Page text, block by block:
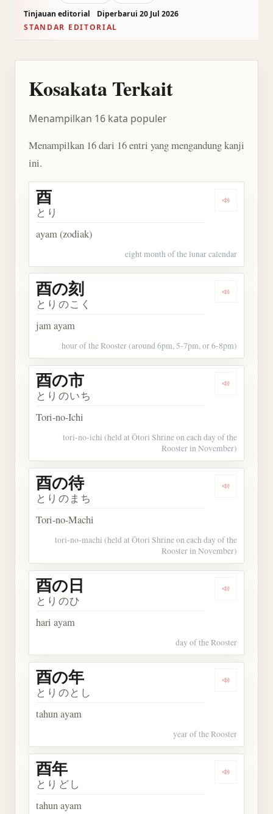
Tinjauan editorial
Diperbarui 20 Jul 2026
STANDAR EDITORIAL
Kosakata Terkait
Menampilkan 16 kata populer
Menampilkan 16 dari 16 entri yang mengandung kanji
ini.
Dengarkan
酉
とり
ayam (zodiak)
eight month of the lunar calendar
Dengarkan
酉の刻
とりのこく
jam ayam
hour of the Rooster (around 6pm, 5-7pm, or 6-8pm)
Dengarkan
酉の市
とりのいち
Tori-no-Ichi
tori-no-ichi (held at Ōtori Shrine on each day of the
Rooster in November)
Dengarkan
酉の待
とりのまち
Tori-no-Machi
tori-no-machi (held at Ōtori Shrine on each day of the
Rooster in November)
Dengarkan
酉の日
とりのひ
hari ayam
day of the Rooster
Dengarkan
酉の年
とりのとし
tahun ayam
year of the Rooster
Dengarkan
酉年
とりどし
tahun ayam